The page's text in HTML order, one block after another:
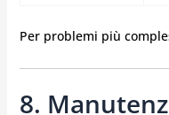
Per problemi più
8.